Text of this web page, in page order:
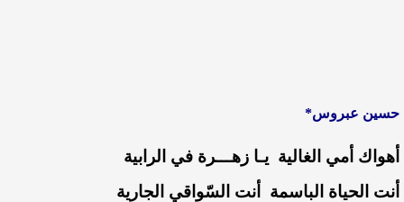
حسين عبروس*
أهواك أمي الغالية يـا زهـــرة في الرابية
أنت الحياة الباسمة أنت السّواقي الجارية